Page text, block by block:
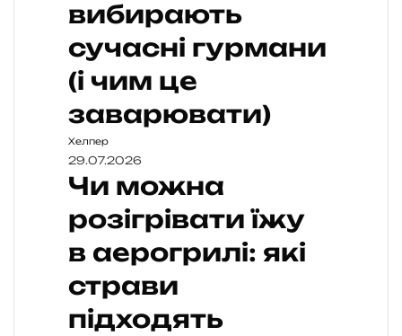
вибирають
сучасні гурмани
(і чим це
заварювати)
Хелпер
29.07.2026
Чи можна
розігрівати їжу
в аерогрилі: які
страви
підходять